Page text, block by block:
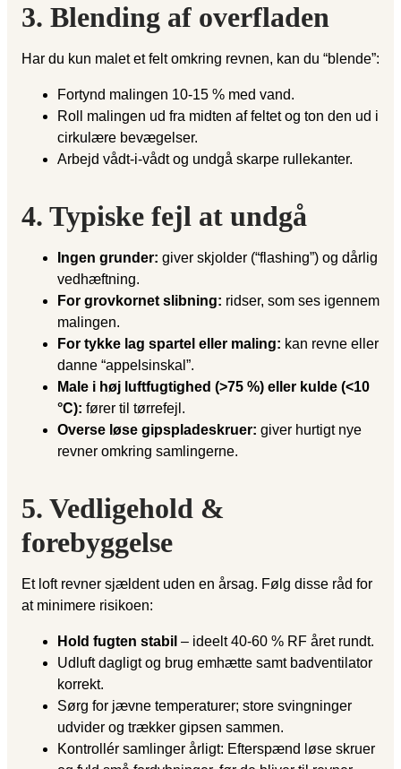
3. Blending af overfladen
Har du kun malet et felt omkring revnen, kan du “blende”:
Fortynd malingen 10-15 % med vand.
Roll malingen ud fra midten af feltet og ton den ud i
cirkulære bevægelser.
Arbejd vådt-i-vådt og undgå skarpe rullekanter.
4. Typiske fejl at undgå
Ingen grunder: giver skjolder (“flashing”) og dårlig
vedhæftning.
For grovkornet slibning: ridser, som ses igennem
malingen.
For tykke lag spartel eller maling: kan revne eller
danne “appelsinskal”.
Male i høj luftfugtighed (>75 %) eller kulde (<10
°C): fører til tørrefejl.
Overse løse gipspladeskruer: giver hurtigt nye
revner omkring samlingerne.
5. Vedligehold &
forebyggelse
Et loft revner sjældent uden en årsag. Følg disse råd for
at minimere risikoen:
Hold fugten stabil – ideelt 40-60 % RF året rundt.
Udluft dagligt og brug emhætte samt badventilator
korrekt.
Sørg for jævne temperaturer; store svingninger
udvider og trækker gipsen sammen.
Kontrollér samlinger årligt: Efterspænd løse skruer